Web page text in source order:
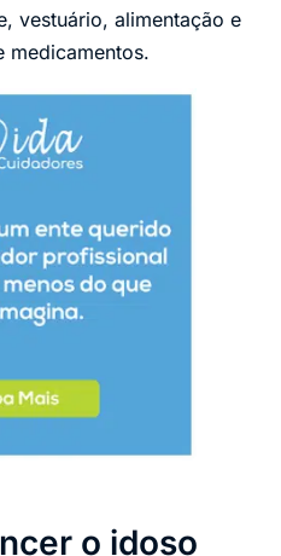
vestuário, alimentação e
medicamentos.
o idoso